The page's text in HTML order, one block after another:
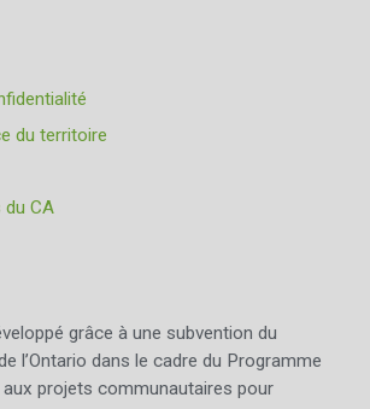
du territoire
du CA
grâce à une subvention du
l’Ontario dans le cadre du Programme
projets communautaires pour